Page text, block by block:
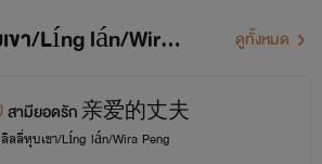
นิยายของ ลิลลี่หุบเขา/Líng lán/Wira Peng ดูทั้งหมด
สามียอดรัก 亲爱的丈夫
ลิลลี่หุบเขา/Líng lán/Wira Peng